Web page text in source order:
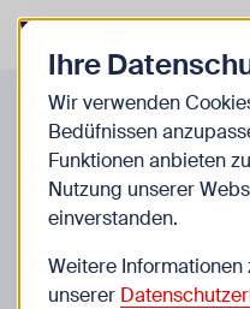
Zurück zur Startseite
Themen & Highlights
Das WIENXTRA-
Ihre
Wir verwenden
Bedüfnissen
Funktionen anbieten
Nutzung unserer
einverstanden.
Weitere Informationen
unserer